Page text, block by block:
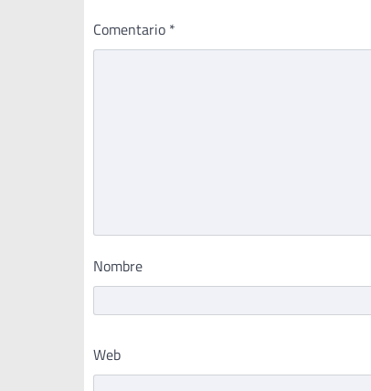
Comentario *
Nombre
Web